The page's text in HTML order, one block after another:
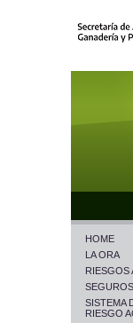
HOME
LA ORA
RIESGOS
SISTEMA
RIESGO